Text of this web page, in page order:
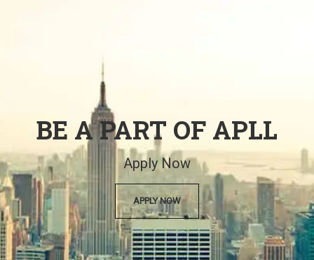
BE A PART OF APLL
Apply Now
APPLY NOW